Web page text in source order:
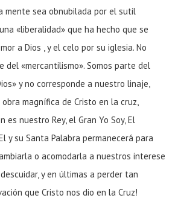
mente sea obnubilada por el sutil
«liberalidad» que ha hecho que se
a Dios , y el celo por su iglesia. No
del «mercantilismo». Somos parte del
y no corresponde a nuestro linaje,
magnífica de Cristo en la cruz,
es nuestro Rey, el Gran Yo Soy, El
y su Santa Palabra permanecerá para
o acomodarla a nuestros interese
y en últimas a perder tan
que Cristo nos dio en la Cruz!